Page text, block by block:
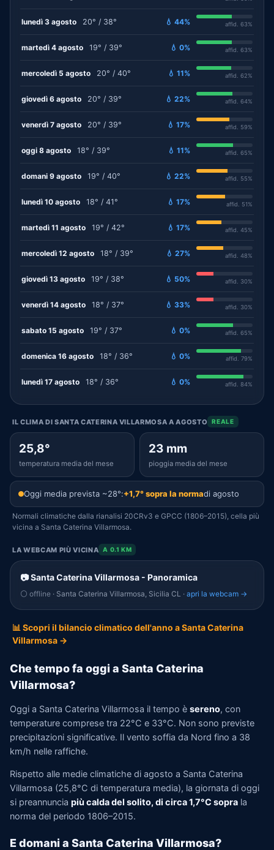
lunedì 3 agosto 20° / 38° 💧 44% affid. 63%
martedì 4 agosto 19° / 39° 💧 0% affid. 63%
mercoledì 5 agosto 20° / 40° 💧 11% affid. 62%
giovedì 6 agosto 20° / 39° 💧 22% affid. 64%
venerdì 7 agosto 20° / 39° 💧 17% affid. 59%
oggi 8 agosto 18° / 39° 💧 11% affid. 65%
domani 9 agosto 19° / 40° 💧 22% affid. 55%
lunedì 10 agosto 18° / 41° 💧 17% affid. 51%
martedì 11 agosto 19° / 42° 💧 17% affid. 45%
mercoledì 12 agosto 18° / 39° 💧 27% affid. 48%
giovedì 13 agosto 19° / 38° 💧 50% affid. 30%
venerdì 14 agosto 18° / 37° 💧 33% affid. 30%
sabato 15 agosto 19° / 37° 💧 0% affid. 65%
domenica 16 agosto 18° / 36° 💧 0% affid. 79%
lunedì 17 agosto 18° / 36° 💧 0% affid. 84%
IL CLIMA DI SANTA CATERINA VILLARMOSA A AGOSTO REALE
25,8°
temperatura media del mese
23 mm
pioggia media del mese
Oggi media prevista ~28°:+1,7° sopra la normadi agosto
Normali climatiche dalla rianalisi 20CRv3 e GPCC (1806–2015), cella più
vicina a Santa Caterina Villarmosa.
LA WEBCAM PIÙ VICINA A 0.1 KM
📷 Santa Caterina Villarmosa - Panoramica
⚪ offline · Santa Caterina Villarmosa, Sicilia CL · apri la webcam →
📊 Scopri il bilancio climatico dell'anno a Santa Caterina
Villarmosa →
Che tempo fa oggi a Santa Caterina
Villarmosa?
Oggi a Santa Caterina Villarmosa il tempo è sereno, con
temperature comprese tra 22°C e 33°C. Non sono previste
precipitazioni significative. Il vento soffia da Nord fino a 38
km/h nelle raffiche.
Rispetto alle medie climatiche di agosto a Santa Caterina
Villarmosa (25,8°C di temperatura media), la giornata di oggi
si preannuncia più calda del solito, di circa 1,7°C sopra la
norma del periodo 1806–2015.
E domani a Santa Caterina Villarmosa?